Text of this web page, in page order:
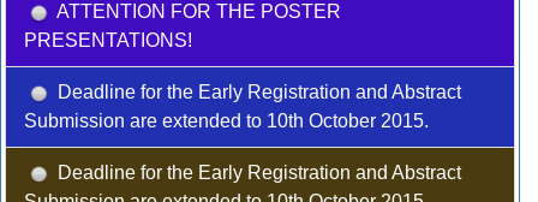
ATTENTION FOR THE POSTER
PRESENTATIONS!
Deadline for the Early Registration and Abstract
Submission are extended to 10th October 2015.
Deadline for the Early Registration and Abstract